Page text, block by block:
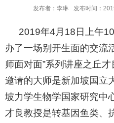
发布者：李琳 发布时间：
2019年4月18日上午
办了一场别开生面的交
师面对面”系列讲座之丘
邀请的大师是新加坡国立
坡力学生物学国家研究中
才良教授是转基因鱼类、